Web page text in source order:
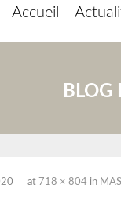
Accueil
BLOG
at 718 × 804 in